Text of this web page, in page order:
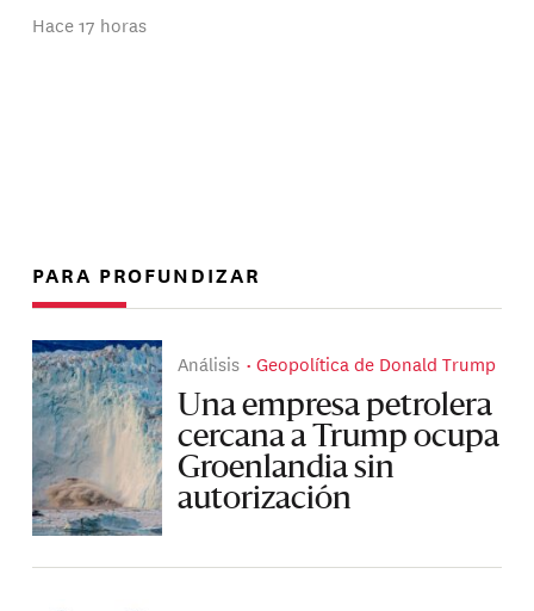
Hace 17 horas
PARA PROFUNDIZAR
Análisis Geopolítica de Donald Trump
Una empresa petrolera
cercana a Trump ocupa
Groenlandia sin
autorización